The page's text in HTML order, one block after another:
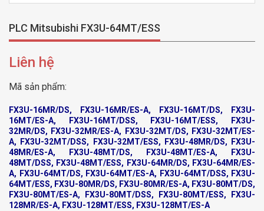
PLC Mitsubishi FX3U-64MT/ESS
Liên hệ
Mã sản phẩm:
FX3U-16MR/DS, FX3U-16MR/ES-A, FX3U-16MT/DS, FX3U-
16MT/ES-A, FX3U-16MT/DSS, FX3U-16MT/ESS, FX3U-
32MR/DS, FX3U-32MR/ES-A, FX3U-32MT/DS, FX3U-32MT/ES-
A, FX3U-32MT/DSS, FX3U-32MT/ESS, FX3U-48MR/DS, FX3U-
48MR/ES-A, FX3U-48MT/DS, FX3U-48MT/ES-A, FX3U-
48MT/DSS, FX3U-48MT/ESS, FX3U-64MR/DS, FX3U-64MR/ES-
A, FX3U-64MT/DS, FX3U-64MT/ES-A, FX3U-64MT/DSS, FX3U-
64MT/ESS, FX3U-80MR/DS, FX3U-80MR/ES-A, FX3U-80MT/DS,
FX3U-80MT/ES-A, FX3U-80MT/DSS, FX3U-80MT/ESS, FX3U-
128MR/ES-A, FX3U-128MT/ESS, FX3U-128MT/ES-A